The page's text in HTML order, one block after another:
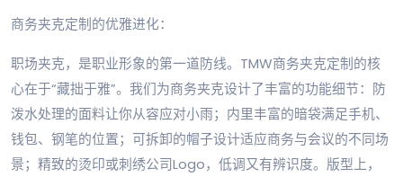
商务夹克定制的优雅进化：
职场夹克，是职业形象的第一道防线。TMW商务夹克定制的核
心在于“藏拙于雅”。我们为商务夹克设计了丰富的功能细节：防
泼水处理的面料让你从容应对小雨；内里丰富的暗袋满足手机、
钱包、钢笔的位置；可拆卸的帽子设计适应商务与会议的不同场
景；精致的烫印或刺绣公司Logo，低调又有辨识度。版型上，